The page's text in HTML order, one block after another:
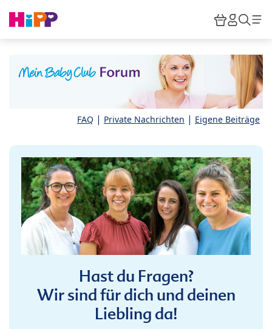
HiPP
FAQ | Private Nachrichten | Eigene Beiträge
Hast du Fragen?
Wir sind für dich und deinen
Liebling da!